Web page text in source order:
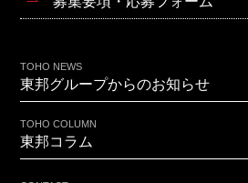
TOHO NEWS
東邦グループからのお知らせ
TOHO COLUMN
東邦コラム